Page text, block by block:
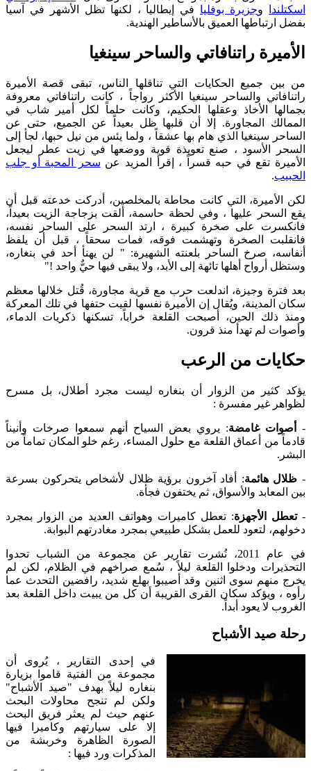
اسكتلندا
وجزيرة بوفليا في إيطاليا ، لكنها تظل الأشهر في آسيا
بفضل ارتباطها العميق بالأساطير الهندية.
الأميرة راتنافاتي والساحر سينغيا
من بين جميع الحكايات التي تناقلها الناس، تبقى قصة الأميرة
راتنافاتي والساحر سينغيا الأكثر رواجاً ، كانت راتنافاتي معروفة
بجمالها الأخاذ وعقلها الحكيم، وكانت حلماً لكل أمير شاب في
الممالك المجاورة. إلا أن قلبها ظل بعيداً عن الجميع، حتى عن
الساحر سينغيا الذي هام بها عشقاً ، ولما يئس من نيل حبها، لجأ إلى
السحر الأسود ، صنع تعويذة قوية ووضعها في زيت عطر ليجعل
الأميرة تقع في حبه قسراً ، إقرأ المزيد عن سحر المحبة أو جلب
الحبيب.
لكن الأميرة، التي كانت محاطة بالمخلصين، أدركت خدعته قبل أن
يقع السحر عليها ، وفي لحظة حاسمة، ألقت بزجاجة الزيت بعيداً،
فانكسرت على صخرة كبيرة ، ارتد السحر على الساحر نفسه،
فانقلبت الصخرة وتهشمت فوقه، فمات سحقاً ، قبل أن يلفظ
أنفاسه، صرخ الساحر بلعنته الشهيرة: " لن يهنأ أحد في بنغاره،
وستظل أرواح أهلها تائهة إلى الأبد، ولا يبقى فيها حيٌّ واحد !"
بعد فترة وجيزة، اندلعت حرب مع قرية مجاورة، قُتل خلالها معظم
سكان المدينة، ويُقال إن الأميرة نفسها لقيت حتفها في تلك المعركة
ومنذ ذلك الحين، أصبحت القلعة خراباً، تسكنها ذكريات الدماء،
وأصوات لم تهدأ منذ قرون.
حكايات من الرعب
يؤكد كثير من الزوار أن بنغاره ليست مجرد أطلال، بل مسرح
لظواهر غير مفسرة :
- أصوات غامضة: يروي بعض السياح أنهم سمعوا صرخات وأنيناً
قادماً من أعماق القلعة مع حلول المساء، رغم خلو المكان تماماً من
البشر.
- ظلال هائمة: أفاد آخرون برؤية ظلال لأشخاص يتحركون بسرعة
بين المعابد والأسواق، ثم يختفون فجأة.
-تعطل الأجهزة: تعطل كاميرات وهواتف العديد من الزوار بمجرد
دخولهم، لتعود للعمل بشكل طبيعي بمجرد مغادرتهم البوابة.
في عام 2011، نُشرت تقارير عن مجموعة من الشباب تحدوا
التحذيرات ودخلوا القلعة ليلاً ، سُمع صراخهم في الظلام، لكن لم
يخرج منهم سوى اثنين وقد أصيبوا بهلع شديد، رافضين التحدث عما
رأوه ، ويؤكد سكان القرى القريبة أن كل من يبيت داخل القلعة بعد
الغروب لا يعود أبداً.
رحلة صيد الأشباح
في إحدى التقارير ، يُروى أن
مجموعة من الفتية قاموا بزيارة
بنغاره ليلاً بهدف "صيد الأشباح"
ولكن لم تنجح محاولات البحث
عنهم حيث لم يعثر فريق البحث
إلا على سيارتهم وكاميرا فيها
الصورة الظاهرة وخربشة من
المذكرات ورد فيها :